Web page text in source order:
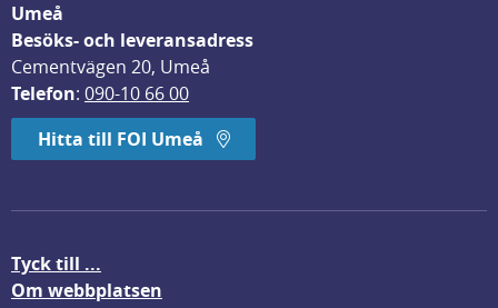
Umeå
Besöks- och leveransadress
Cementvägen 20, Umeå
Telefon: 090-10 66 00
Hitta till FOI Umeå
Tyck till ...
Om webbplatsen